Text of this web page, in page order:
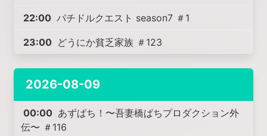
22:00 パチドルクエスト season7 ＃1
23:00 どうにか貧乏家族 ＃123
2026-08-09
00:00 あずぱち！〜吾妻橋ぱちプロダクション外
伝〜 ＃116